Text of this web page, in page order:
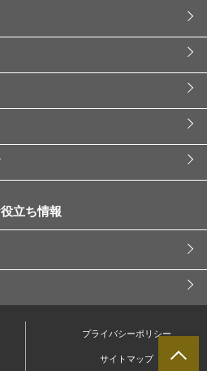
立ち情報
プライバシーポリシー
サイトマップ